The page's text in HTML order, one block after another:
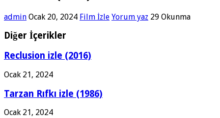
admin Ocak 20, 2024 Film İzle Yorum yaz 29 Okunma
Diğer İçerikler
Reclusion izle (2016)
Ocak 21, 2024
Tarzan Rıfkı izle (1986)
Ocak 21, 2024